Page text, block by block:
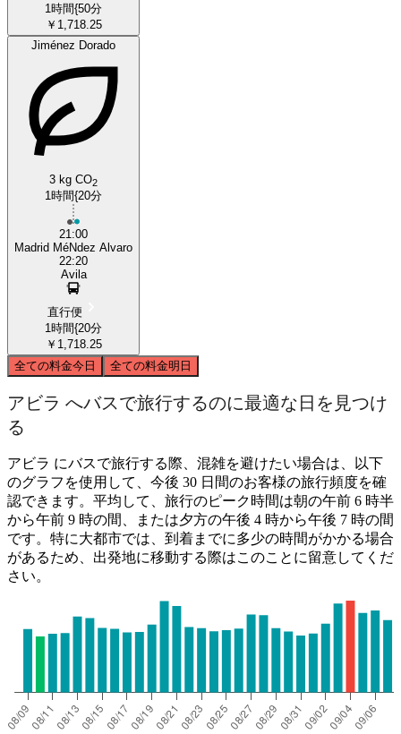
1時間{50分
￥1,718.25
Jiménez Dorado
3 kg CO2
1時間{20分
21:00
Madrid MéNdez Alvaro
22:20
Avila
直行便
1時間{20分
￥1,718.25
全ての料金今日 全ての料金明日
アビラ へバスで旅行するのに最適な日を見つけ
る
アビラ にバスで旅行する際、混雑を避けたい場合は、以下
のグラフを使用して、今後 30 日間のお客様の旅行頻度を確
認できます。平均して、旅行のピーク時間は朝の午前 6 時半
から午前 9 時の間、または夕方の午後 4 時から午後 7 時の間
です。特に大都市では、到着までに多少の時間がかかる場合
があるため、出発地に移動する際はこのことに留意してくだ
さい。